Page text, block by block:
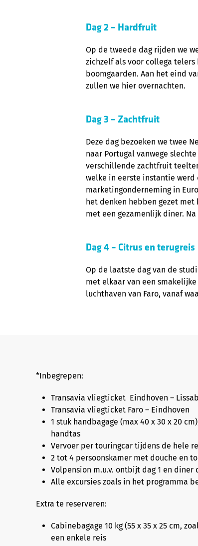
Dag 2 – Hardfruit
Op de tweede dag rijden we
zichzelf als voor collega
boomgaarden. Aan het eind
zullen we hier overnachten.
Dag 3 – Zachtfruit
Deze dag bezoeken we twee
naar Portugal vanwege
verschillende zachtfruit
welke in eerste instantie
marketingonderneming in
het denken hebben gezet met
met een gezamenlijk diner.
Dag 4 – Citrus en terugreis
Op de laatste dag van de
met elkaar van een
luchthaven van Faro, vanaf
*Inbegrepen:
Transavia vliegticket Eindhoven –
Transavia vliegticket Faro – Eindhoven
1 stuk handbagage (max 40 x 30 x 20 cm
handtas
Vervoer per touringcar tijdens de hele
2 tot 4 persoonskamer met douche en
Volpension m.u.v. ontbijt dag 1 en diner
Alle excursies zoals in het programma
Extra te reserveren:
Cabinebagage 10 kg (55 x 35 x 25 cm,
een enkele reis